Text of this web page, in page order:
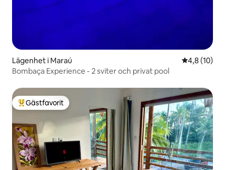
Lägenhet i Maraú 4,8 av 5 i
4,8 (10)
Bombaça Experience - 2 sviter och privat pool
Populär gästfavorit
Gästfavorit